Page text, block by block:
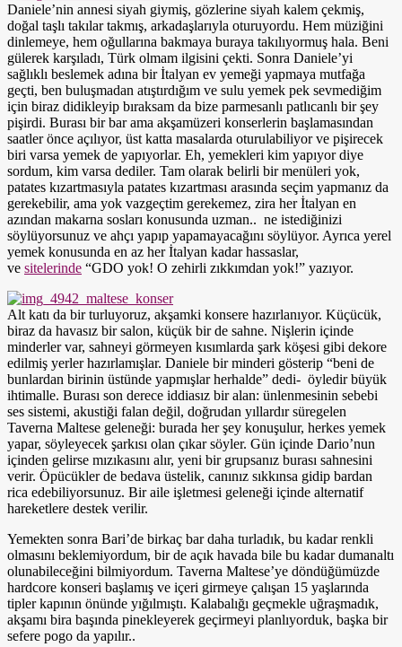
Daniele’nin annesi siyah giymiş, gözlerine siyah kalem çekmiş,
doğal taşlı takılar takmış, arkadaşlarıyla oturuyordu. Hem müziğini
dinlemeye, hem oğullarına bakmaya buraya takılıyormuş hala. Beni
gülerek karşıladı, Türk olmam ilgisini çekti. Sonra Daniele’yi
sağlıklı beslemek adına bir İtalyan ev yemeği yapmaya mutfağa
geçti, ben buluşmadan atıştırdığım ve sulu yemek pek sevmediğim
için biraz didikleyip bıraksam da bize parmesanlı patlıcanlı bir şey
pişirdi. Burası bir bar ama akşamüzeri konserlerin başlamasından
saatler önce açılıyor, üst katta masalarda oturulabiliyor ve pişirecek
biri varsa yemek de yapıyorlar. Eh, yemekleri kim yapıyor diye
sordum, kim varsa dediler. Tam olarak belirli bir menüleri yok,
patates kızartmasıyla patates kızartması arasında seçim yapmanız da
gerekebilir, ama yok vazgeçtim gerekemez, zira her İtalyan en
azından makarna sosları konusunda uzman.. ne istediğinizi
söylüyorsunuz ve ahçı yapıp yapamayacağını söylüyor. Ayrıca yerel
yemek konusunda en az her İtalyan kadar hassaslar,
ve sitelerinde “GDO yok! O zehirli zıkkımdan yok!” yazıyor.
Alt katı da bir turluyoruz, akşamki konsere hazırlanıyor. Küçücük,
biraz da havasız bir salon, küçük bir de sahne. Nişlerin içinde
minderler var, sahneyi görmeyen kısımlarda şark köşesi gibi dekore
edilmiş yerler hazırlamışlar. Daniele bir minderi gösterip “beni de
bunlardan birinin üstünde yapmışlar herhalde” dedi- öyledir büyük
ihtimalle. Burası son derece iddiasız bir alan: ünlenmesinin sebebi
ses sistemi, akustiği falan değil, doğrudan yıllardır süregelen
Taverna Maltese geleneği: burada her şey konuşulur, herkes yemek
yapar, söyleyecek şarkısı olan çıkar söyler. Gün içinde Dario’nun
içinden gelirse mızıkasını alır, yeni bir grupsanız burası sahnesini
verir. Öpücükler de bedava üstelik, canınız sıkkınsa gidip bardan
rica edebiliyorsunuz. Bir aile işletmesi geleneği içinde alternatif
hareketlere destek verilir.
Yemekten sonra Bari’de birkaç bar daha turladık, bu kadar renkli
olmasını beklemiyordum, bir de açık havada bile bu kadar dumanaltı
olunabileceğini bilmiyordum. Taverna Maltese’ye döndüğümüzde
hardcore konseri başlamış ve içeri girmeye çalışan 15 yaşlarında
tipler kapının önünde yığılmıştı. Kalabalığı geçmekle uğraşmadık,
akşamı bira başında pinekleyerek geçirmeyi planlıyorduk, başka bir
sefere pogo da yapılır..